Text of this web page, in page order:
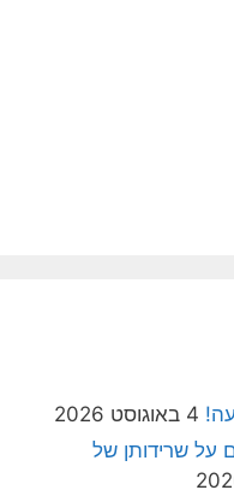
4 באוגוסט 2026
על שרידותן של